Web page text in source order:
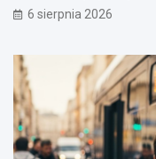
6 sierpnia 2026